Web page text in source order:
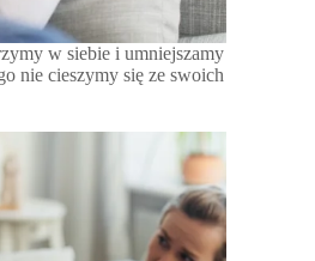
w siebie i umniejszamy
nie cieszymy się ze swoich